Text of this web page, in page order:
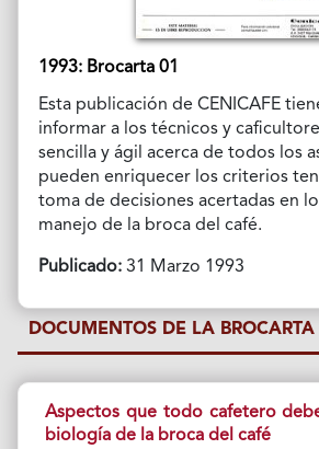
1993: Brocarta 01
Esta publicación de CENICAFE
informar a los técnicos y
sencilla y ágil acerca de todos los
pueden enriquecer los criterios
toma de decisiones acertadas en
manejo de la broca del café.
Publicado:31 Marzo 1993
DOCUMENTOS DE LA BROCARTA
Aspectos que todo cafetero
biología de la broca del café